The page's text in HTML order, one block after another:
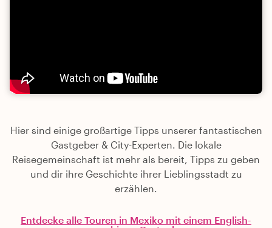
Hier sind einige großartige Tipps unserer fantastischen
Gastgeber & City-Experten. Die lokale
Reisegemeinschaft ist mehr als bereit, Tipps zu geben
und dir ihre Geschichte ihrer Lieblingsstadt zu
erzählen.
Entdecke alle Touren in Mexiko mit einem English-